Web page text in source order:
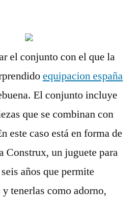
el conjunto con el que la
equipacion españa
El conjunto incluye
que se combinan con
este caso está en forma de
Construx, un juguete para
años que permite
tenerlas como adorno,